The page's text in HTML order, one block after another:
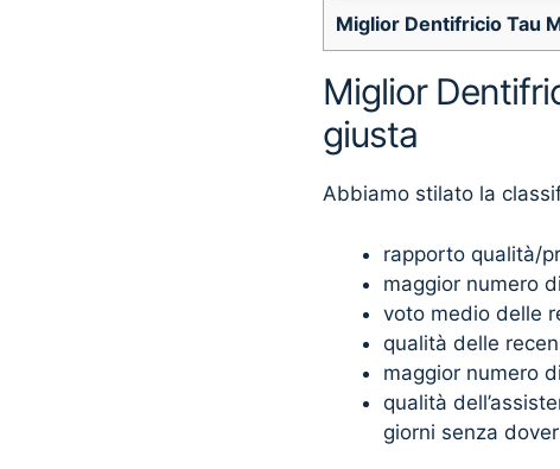
Miglior Dentifricio Tau
Miglior
giusta
Abbiamo stilato la
rapporto qualità/
maggior numero
voto medio delle
qualità delle
maggior numero
qualità
giorni senza